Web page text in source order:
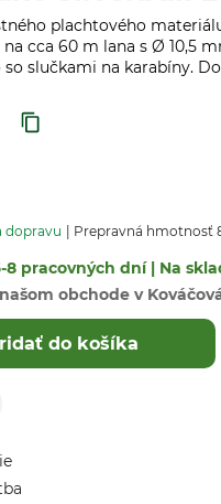
plachtového
cca 60 m lana s Ø 10,5
slučkami na karabíny.
dopravu Prepravná hmotnosť
pracovných dní | Na
obchode v
do košíka